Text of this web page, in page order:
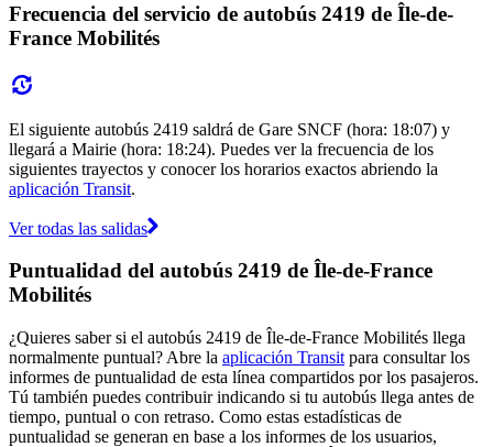
Frecuencia del servicio de autobús 2419 de Île-de-
France Mobilités
El siguiente autobús 2419 saldrá de Gare SNCF (hora: 18:07) y
llegará a Mairie (hora: 18:24). Puedes ver la frecuencia de los
siguientes trayectos y conocer los horarios exactos abriendo la
aplicación Transit.
Ver todas las salidas
Puntualidad del autobús 2419 de Île-de-France
Mobilités
¿Quieres saber si el autobús 2419 de Île-de-France Mobilités llega
normalmente puntual? Abre la aplicación Transit para consultar los
informes de puntualidad de esta línea compartidos por los pasajeros.
Tú también puedes contribuir indicando si tu autobús llega antes de
tiempo, puntual o con retraso. Como estas estadísticas de
puntualidad se generan en base a los informes de los usuarios,